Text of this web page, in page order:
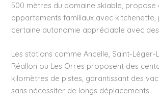
500 mètres du domaine skiable, propose
appartements familiaux avec kitchenette,
certaine autonomie appréciable avec
Les stations comme Ancelle, Saint-Léger-
Réallon ou Les Orres proposent des
kilomètres de pistes, garantissant des
sans nécessiter de longs déplacements.